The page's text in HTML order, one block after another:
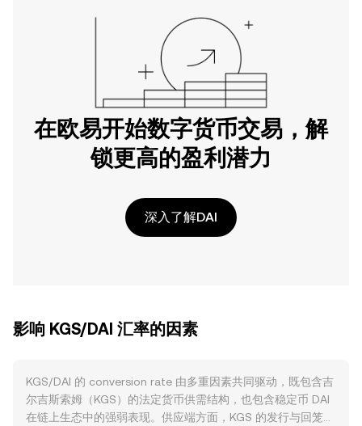
在欧易开始数字货币交易，解
锁更高的盈利潜力
深入了解DAI
影响 KGS/DAI 汇率的因素
KGS/DAI 的 conversion rate 由多重因素共同驱动，既包含吉
尔吉斯索姆（KGS）的法定货币供需结构，也包含稳定币 DAI
在链上生态中的强弱表现。供应端方面，KGS 的发行与回笼主